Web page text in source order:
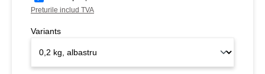
Preturile includ TVA
Variants